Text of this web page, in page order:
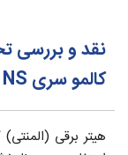
نقد و
کالمو سری NS